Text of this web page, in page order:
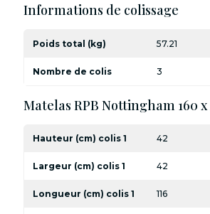
Informations de colissage
Poids total (kg) 57.21
Nombre de colis 3
Matelas RPB Nottingham 160 x
Hauteur (cm) colis 1 42
Largeur (cm) colis 1 42
Longueur (cm) colis 1 116